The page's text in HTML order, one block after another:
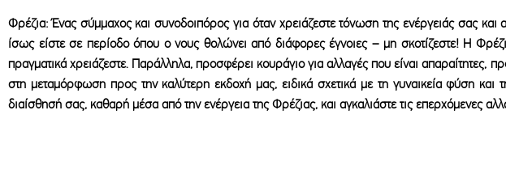
Φρέζια: Ένας σύμμαχος και συνοδοιπόρος για όταν χρειάζεστε τόνωση της ενέργειάς σας και
ίσως είστε σε περίοδο όπου ο νους θολώνει από διάφορες έγνοιες – μη σκοτίζεστε! Η
πραγματικά χρειάζεστε. Παράλληλα, προσφέρει κουράγιο για αλλαγές που είναι απαραίτητες,
στη μεταμόρφωση προς την καλύτερη εκδοχή μας, ειδικά σχετικά με τη γυναικεία φύση και
διαίσθησή σας, καθαρή μέσα από την ενέργεια της Φρέζιας, και αγκαλιάστε τις επερχόμενες